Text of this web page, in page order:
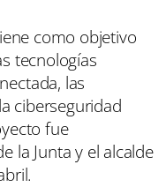
como objetivo
tecnologías
las
ciberseguridad
fue
la Junta y el alcalde